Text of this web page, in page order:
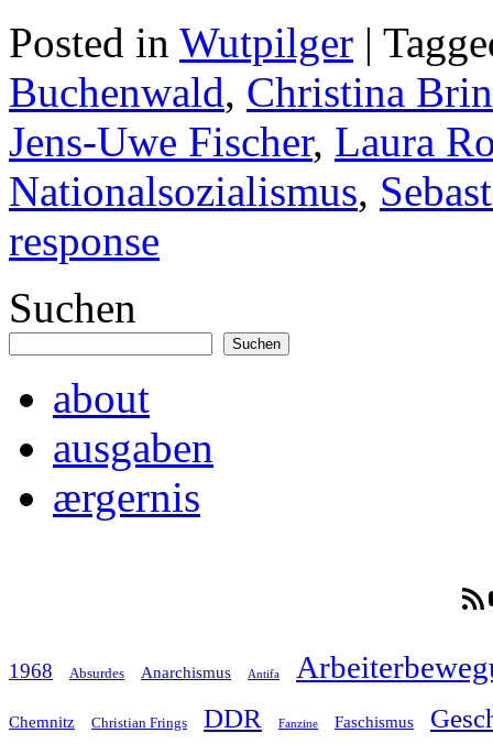
Posted in Wutpilger |
Buchenwald, Christina
Jens-Uwe Fischer, Laura
Nationalsozialismus,
response
Suchen
Suchen
about
ausgaben
ærgernis
RSS-
1968 Absurdes Anarchismus Antifa
Chemnitz Christian Frings DDR Fanzine Faschismus